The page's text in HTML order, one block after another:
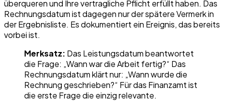
überqueren und Ihre vertragliche Pflicht erfüllt haben. Das
Rechnungsdatum ist dagegen nur der spätere Vermerk in
der Ergebnisliste. Es dokumentiert ein Ereignis, das bereits
vorbei ist.
Merksatz: Das Leistungsdatum beantwortet
die Frage: „Wann war die Arbeit fertig?“ Das
Rechnungsdatum klärt nur: „Wann wurde die
Rechnung geschrieben?“ Für das Finanzamt ist
die erste Frage die einzig relevante.